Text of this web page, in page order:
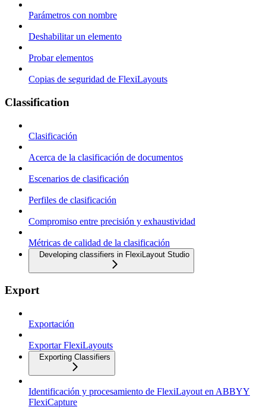
Parámetros con nombre
Deshabilitar un elemento
Probar elementos
Copias de seguridad de FlexiLayouts
Classification
Clasificación
Acerca de la clasificación de documentos
Escenarios de clasificación
Perfiles de clasificación
Compromiso entre precisión y exhaustividad
Métricas de calidad de la clasificación
Developing classifiers in FlexiLayout Studio
Export
Exportación
Exportar FlexiLayouts
Exporting Classifiers
Identificación y procesamiento de FlexiLayout en ABBYY
FlexiCapture